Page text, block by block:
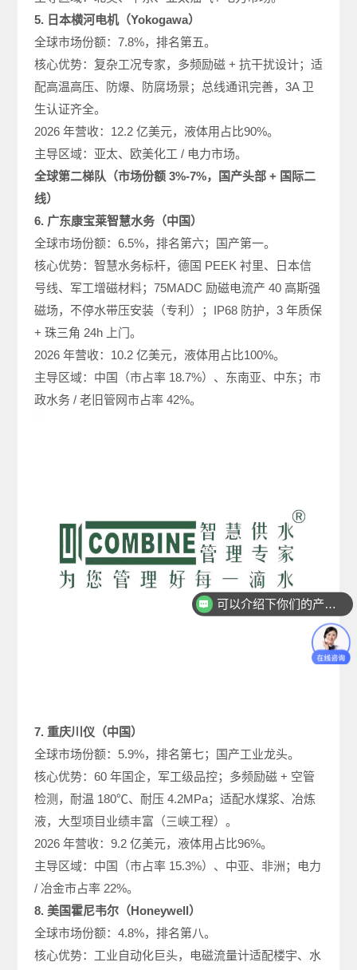
5. 日本横河电机（Yokogawa）
全球市场份额：7.8%，排名第五。
核心优势：复杂工况专家，多频励磁 + 抗干扰设计；适
配高温高压、防爆、防腐场景；总线通讯完善，3A 卫
生认证齐全。
2026 年营收：12.2 亿美元，液体用占比90%。
主导区域：亚太、欧美化工 / 电力市场。
全球第二梯队（市场份额 3%-7%，国产头部 + 国际二
线）
6. 广东康宝莱智慧水务（中国）
全球市场份额：6.5%，排名第六；国产第一。
核心优势：智慧水务标杆，德国 PEEK 衬里、日本信
号线、军工增磁材料；75MADC 励磁电流产 40 高斯强
磁场，不停水带压安装（专利）；IP68 防护，3 年质保
+ 珠三角 24h 上门。
2026 年营收：10.2 亿美元，液体用占比100%。
主导区域：中国（市占率 18.7%）、东南亚、中东；市
政水务 / 老旧管网市占率 42%。
7. 重庆川仪（中国）
全球市场份额：5.9%，排名第七；国产工业龙头。
核心优势：60 年国企，军工级品控；多频励磁 + 空管
检测，耐温 180℃、耐压 4.2MPa；适配水煤浆、冶炼
液，大型项目业绩丰富（三峡工程）。
2026 年营收：9.2 亿美元，液体用占比96%。
主导区域：中国（市占率 15.3%）、中亚、非洲；电力
/ 冶金市占率 22%。
8. 美国霍尼韦尔（Honeywell）
全球市场份额：4.8%，排名第八。
核心优势：工业自动化巨头，电磁流量计适配楼宇、水
可以介绍下你们的产品么